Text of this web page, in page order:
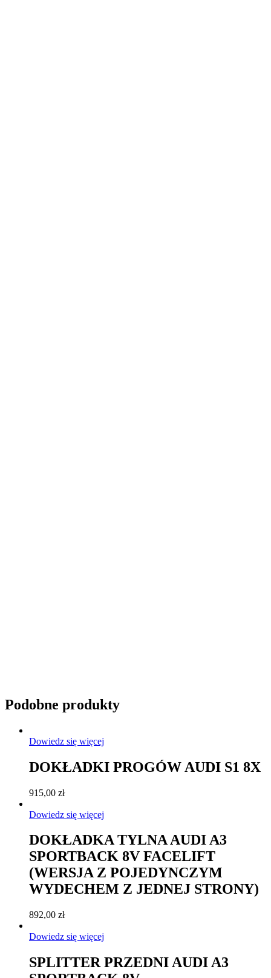
Podobne produkty
Dowiedz się więcej
DOKŁADKI PROGÓW AUDI S1 8X
915,00 zł
Dowiedz się więcej
DOKŁADKA TYLNA AUDI A3
SPORTBACK 8V FACELIFT
(WERSJA Z POJEDYNCZYM
WYDECHEM Z JEDNEJ STRONY)
892,00 zł
Dowiedz się więcej
SPLITTER PRZEDNI AUDI A3